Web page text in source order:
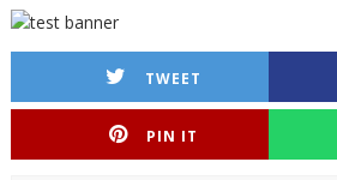
TWEET
PIN IT